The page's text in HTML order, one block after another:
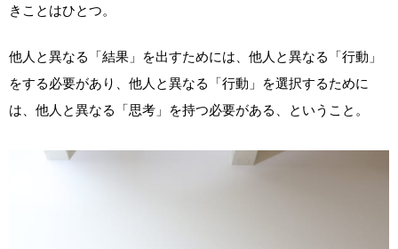
きことはひとつ。
他人と異なる「結果」を出すためには、他人と異なる「行動」
をする必要があり、他人と異なる「行動」を選択するために
は、他人と異なる「思考」を持つ必要がある、ということ。